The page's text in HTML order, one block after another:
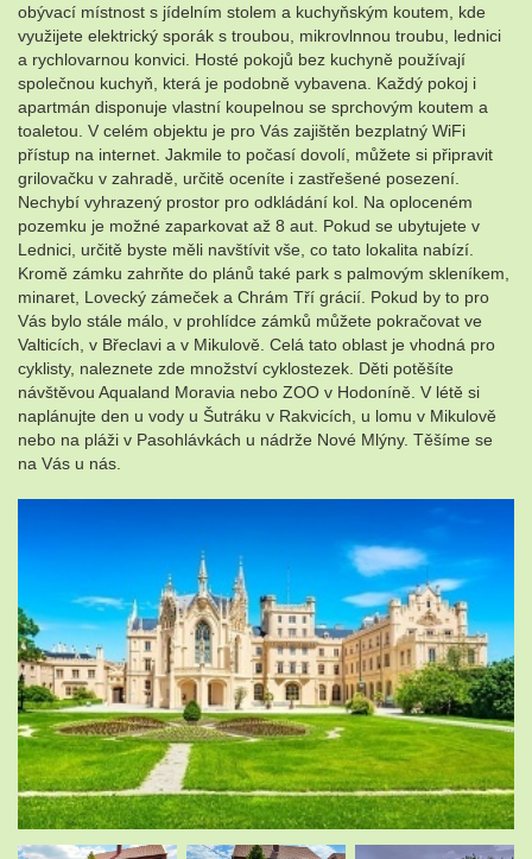
obývací místnost s jídelním stolem a kuchyňským koutem, kde
využijete elektrický sporák s troubou, mikrovlnnou troubu, lednici
a rychlovarnou konvici. Hosté pokojů bez kuchyně používají
společnou kuchyň, která je podobně vybavena. Každý pokoj i
apartmán disponuje vlastní koupelnou se sprchovým koutem a
toaletou. V celém objektu je pro Vás zajištěn bezplatný WiFi
přístup na internet. Jakmile to počasí dovolí, můžete si připravit
grilovačku v zahradě, určitě oceníte i zastřešené posezení.
Nechybí vyhrazený prostor pro odkládání kol. Na oploceném
pozemku je možné zaparkovat až 8 aut. Pokud se ubytujete v
Lednici, určitě byste měli navštívit vše, co tato lokalita nabízí.
Kromě zámku zahrňte do plánů také park s palmovým skleníkem,
minaret, Lovecký zámeček a Chrám Tří grácií. Pokud by to pro
Vás bylo stále málo, v prohlídce zámků můžete pokračovat ve
Valticích, v Břeclavi a v Mikulově. Celá tato oblast je vhodná pro
cyklisty, naleznete zde množství cyklostezek. Děti potěšíte
návštěvou Aqualand Moravia nebo ZOO v Hodoníně. V létě si
naplánujte den u vody u Šutráku v Rakvicích, u lomu v Mikulově
nebo na pláži v Pasohlávkách u nádrže Nové Mlýny. Těšíme se
na Vás u nás.